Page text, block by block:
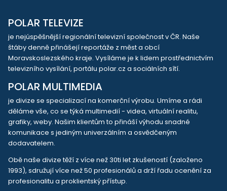
POLAR TELEVIZE
je nejúspěšnější regionální televizní společnost v ČR. Naše
štáby denně přinášejí reportáže z měst a obcí
Moravskoslezského kraje. Vysíláme je k lidem prostřednictvím
televizního vysílání, portálu polar.cz a sociálních sítí.
POLAR MULTIMEDIA
je divize se specializací na komerční výrobu. Umíme a rádi
děláme vše, co se týká multimedií - videa, virtuální realitu,
grafiky, weby. Našim klientům to přináší výhodu snadné
komunikace s jediným univerzálním a osvědčeným
dodavatelem.
Obě naše divize těží z více než 30ti let zkušeností (založeno
1993), sdružují více než 50 profesionálů a drží řadu ocenění za
profesionalitu a proklientský přístup.